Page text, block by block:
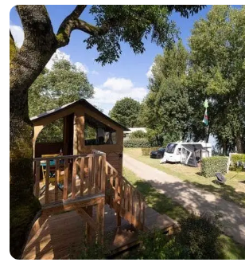
Emplacement de camping en bord de